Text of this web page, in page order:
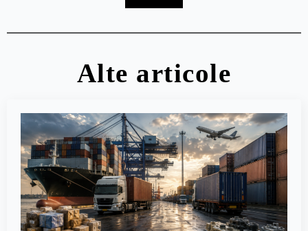
Alte articole